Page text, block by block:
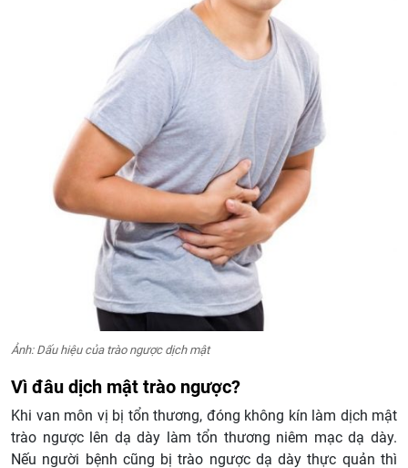
Ảnh: Dấu hiệu của trào ngược dịch mật
Vì đâu dịch mật trào ngược?
Khi van môn vị bị tổn thương, đóng không kín làm dịch mật
trào ngược lên dạ dày làm tổn thương niêm mạc dạ dày.
Nếu người bệnh cũng bị trào ngược dạ dày thực quản thì